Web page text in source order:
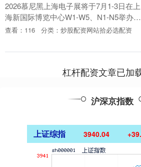
2026慕尼黑上海电子展将于7月1-3日在上
海新国际博览中心W1-W5、N1-N5举办。
展会规模扩大至近12万平米，计划邀请
查看：116 分类：炒股配资网站拾必选配资
杠杆配资文章已加
沪深京指数
上证综指 3940.04